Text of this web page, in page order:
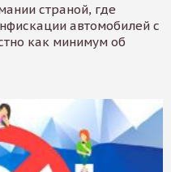
страной, где
автомобилей с
как минимум об